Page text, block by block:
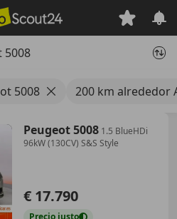
5008
5008 200 km alrededor
Peugeot 5008 1.5 BlueHDi
96kW (130CV) S&S Style
€ 17.790